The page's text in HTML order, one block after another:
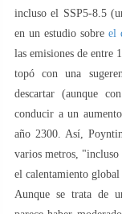
incluso el SSP5-8.5
en un estudio sobre el
las emisiones de entre
topó con una
descartar (aunque
conducir a un
año 2300. Así,
varios metros,
el calentamiento global
Aunque se trata de